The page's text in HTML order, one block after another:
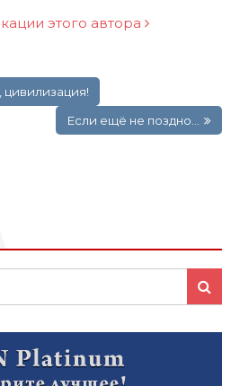
этого автора
цивилизация!
Если ещё не поздно…
Search